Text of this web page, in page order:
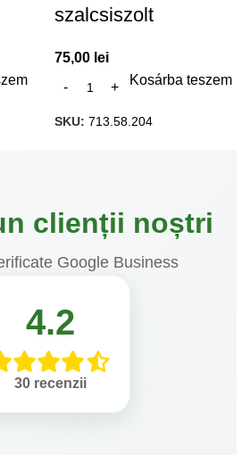
szalcsiszolt
75,00 lei
Kosárba teszem
SKU: 713.58.204
clienții noștri
Google Business
4.2
30 recenzii